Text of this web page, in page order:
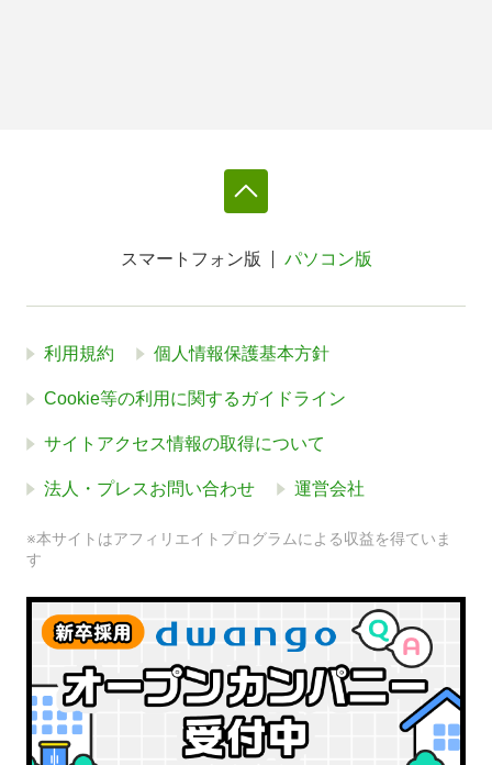
スマートフォン版 パソコン版
利用規約 個人情報保護基本方針
Cookie等の利用に関するガイドライン
サイトアクセス情報の取得について
法人・プレスお問い合わせ 運営会社
※本サイトはアフィリエイトプログラムによる収益を得ていま
す